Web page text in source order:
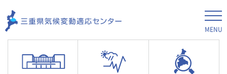
MENU